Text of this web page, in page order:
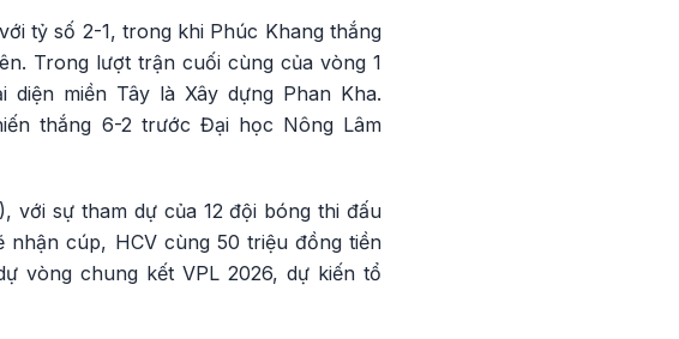
tỷ số 2-1, trong khi Phúc Khang thắng
Trong lượt trận cuối cùng của vòng 1
diện miền Tây là Xây dựng Phan Kha.
thắng 6-2 trước Đại học Nông Lâm
với sự tham dự của 12 đội bóng thi đấu
cúp, HCV cùng 50 triệu đồng tiền
vòng chung kết VPL 2026, dự kiến tổ